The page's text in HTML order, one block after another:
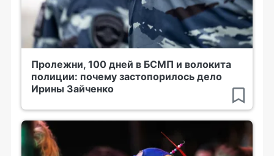
Пролежни, 100 дней в БСМП и волокита
полиции: почему застопорилось дело
Ирины Зайченко